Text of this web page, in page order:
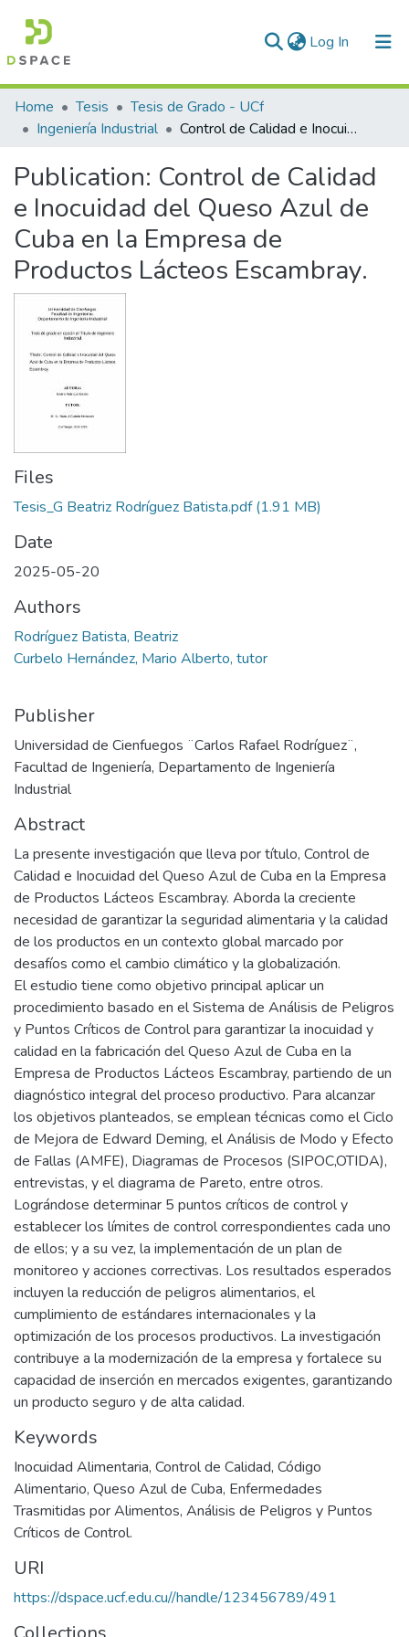
Log In (current)
Communities & Collections
All of DSpace
Statistics
Home Tesis
Tesis de Grado - UCf
Ingeniería Industrial
Control de Calidad e Inocuidad del Queso Azul de Cuba en la Empresa de Productos Lácteos Escambray.
Publication: Control de Calidad
e Inocuidad del Queso Azul de
Cuba en la Empresa de
Productos Lácteos Escambray.
Files
Tesis_G Beatriz Rodríguez Batista.pdf(1.91 MB)
Date
2025-05-20
Authors
Rodríguez Batista, Beatriz
Curbelo Hernández, Mario Alberto, tutor
Publisher
Universidad de Cienfuegos ¨Carlos Rafael Rodríguez¨,
Facultad de Ingeniería, Departamento de Ingeniería
Industrial
Abstract
La presente investigación que lleva por título, Control de
Calidad e Inocuidad del Queso Azul de Cuba en la Empresa
de Productos Lácteos Escambray. Aborda la creciente
necesidad de garantizar la seguridad alimentaria y la calidad
de los productos en un contexto global marcado por
desafíos como el cambio climático y la globalización.
El estudio tiene como objetivo principal aplicar un
procedimiento basado en el Sistema de Análisis de Peligros
y Puntos Críticos de Control para garantizar la inocuidad y
calidad en la fabricación del Queso Azul de Cuba en la
Empresa de Productos Lácteos Escambray, partiendo de un
diagnóstico integral del proceso productivo. Para alcanzar
los objetivos planteados, se emplean técnicas como el Ciclo
de Mejora de Edward Deming, el Análisis de Modo y Efecto
de Fallas (AMFE), Diagramas de Procesos (SIPOC,OTIDA),
entrevistas, y el diagrama de Pareto, entre otros.
Lográndose determinar 5 puntos críticos de control y
establecer los límites de control correspondientes cada uno
de ellos; y a su vez, la implementación de un plan de
monitoreo y acciones correctivas. Los resultados esperados
incluyen la reducción de peligros alimentarios, el
cumplimiento de estándares internacionales y la
optimización de los procesos productivos. La investigación
contribuye a la modernización de la empresa y fortalece su
capacidad de inserción en mercados exigentes, garantizando
un producto seguro y de alta calidad.
Keywords
Inocuidad Alimentaria, Control de Calidad, Código
Alimentario, Queso Azul de Cuba, Enfermedades
Trasmitidas por Alimentos, Análisis de Peligros y Puntos
Críticos de Control.
URI
https://dspace.ucf.edu.cu//handle/123456789/491